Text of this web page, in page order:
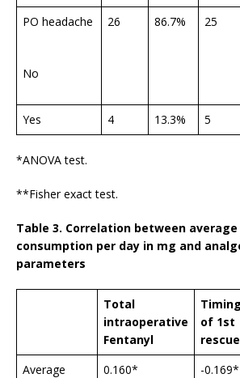
PO headache
No
26 86.7% 25
Yes 4 13.3% 5
*ANOVA test.
**Fisher exact test.
Table 3. Correlation between
consumption per day in mg and
parameters
Total
intraoperative
Fentanyl
Timing
of 1st
rescue
Average
0.160* -0.169*